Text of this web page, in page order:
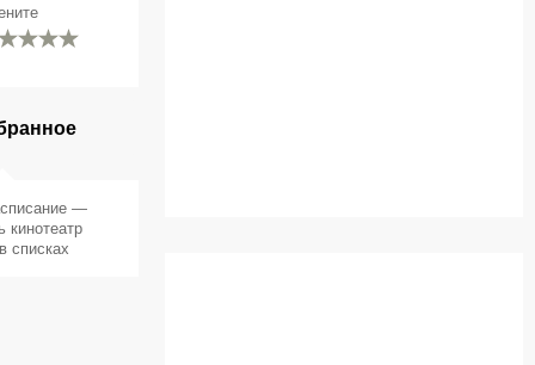
—
кинотеатр
списках